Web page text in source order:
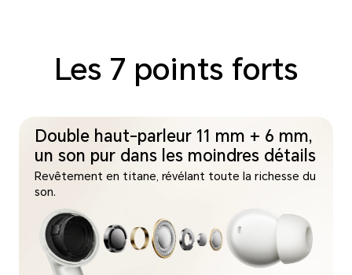
Les 7 points forts
Double haut-parleur 11 mm + 6 mm,
un son pur dans les moindres détails
Revêtement en titane, révélant toute la richesse du
son.